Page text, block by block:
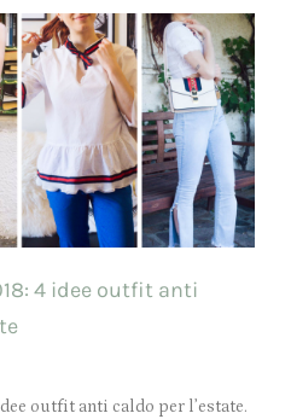
4 idee outfit anti
outfit anti caldo per l’estate.